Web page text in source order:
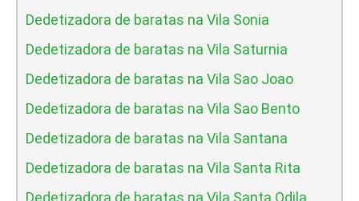
Dedetizadora de baratas na Vila Sonia
Dedetizadora de baratas na Vila Saturnia
Dedetizadora de baratas na Vila Sao Joao
Dedetizadora de baratas na Vila Sao Bento
Dedetizadora de baratas na Vila Santana
Dedetizadora de baratas na Vila Santa Rita